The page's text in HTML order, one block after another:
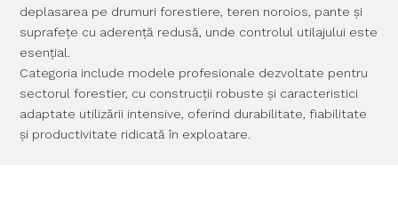
deplasarea pe drumuri forestiere, teren noroios, pante și
suprafețe cu aderență redusă, unde controlul utilajului este
esențial.
Categoria include modele profesionale dezvoltate pentru
sectorul forestier, cu construcții robuste și caracteristici
adaptate utilizării intensive, oferind durabilitate, fiabilitate
și productivitate ridicată în exploatare.